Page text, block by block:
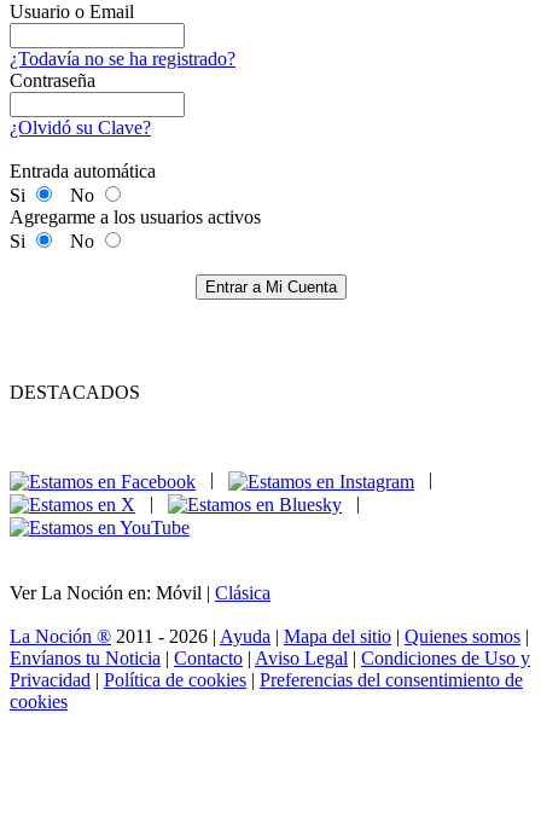
Usuario o Email
¿Todavía no se ha registrado?
Contraseña
¿Olvidó su Clave?
Entrada automática
Si
No
Agregarme a los usuarios activos
Si
No
Entrar a Mi Cuenta
DESTACADOS
|
|
Ver La Noción en: Móvil | Clásica
La Noción ® 2011 - 2026 | Ayuda | Mapa del sitio | Quienes somos |
Envíanos tu Noticia | Contacto | Aviso Legal | Condiciones de Uso y
Privacidad | Política de cookies | Preferencias del consentimiento de
cookies